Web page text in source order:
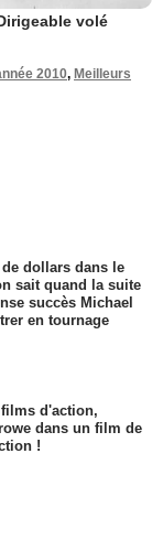
volé
2010, Meilleurs
dollars dans le
sait quand la suite
succès Michael
en tournage
d'action,
dans un film de
!